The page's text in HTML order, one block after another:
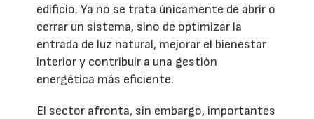
edificio. Ya no se trata únicamente de abrir o
cerrar un sistema, sino de optimizar la
entrada de luz natural, mejorar el bienestar
interior y contribuir a una gestión
energética más eficiente.
El sector afronta, sin embargo, importantes